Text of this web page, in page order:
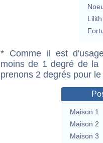
Lilith
* Comme il est
moins de 1 degré de la
prenons 2 degrés pour
Maison 1
Maison 2
Maison 3